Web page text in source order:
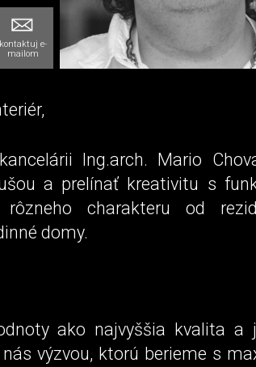
kontaktuj e-
mailom
Ing.arch. Mario
a prelínať kreativitu s
charakteru od
domy.
ako najvyššia kvalita a
výzvou, ktorú berieme s